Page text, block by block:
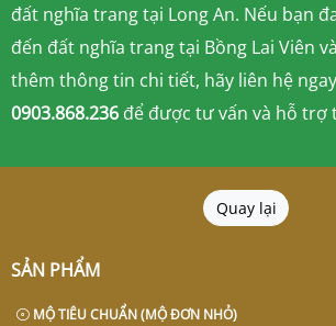
đất nghĩa trang tại Long An. Nếu bạn
đến đất nghĩa trang tại Bồng Lai Viên
thêm thông tin chi tiết, hãy liên hệ
0903.868.236 để được tư vấn và hỗ trợ
Quay lại
SẢN PHẨM
MỘ TIÊU CHUẨN (MỘ ĐƠN NHỎ)